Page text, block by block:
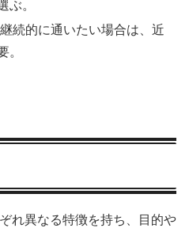
ぶ。
継続的に通いたい場合は、近
。
れ異なる特徴を持ち、目的や